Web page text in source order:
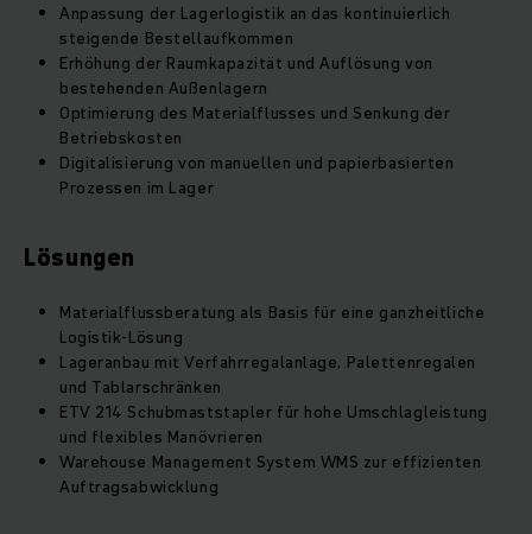
Anpassung der Lagerlogistik an das kontinuierlich
steigende Bestellaufkommen
Erhöhung der Raumkapazität und Auflösung von
bestehenden Außenlagern
Optimierung des Materialflusses und Senkung der
Betriebskosten
Digitalisierung von manuellen und papierbasierten
Prozessen im Lager
Lösungen
Materialflussberatung als Basis für eine ganzheitliche
Logistik-Lösung
Lageranbau mit Verfahrregalanlage, Palettenregalen
und Tablarschränken
ETV 214 Schubmaststapler für hohe Umschlagleistung
und flexibles Manövrieren
Warehouse Management System WMS zur effizienten
Auftragsabwicklung